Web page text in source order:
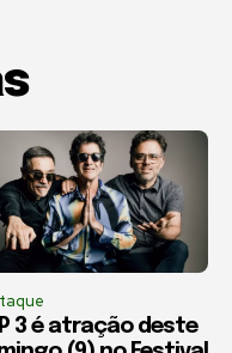
3 é atração deste